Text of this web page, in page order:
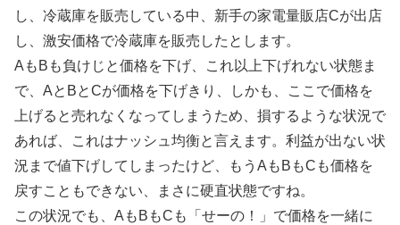
し、冷蔵庫を販売している中、新手の家電量販店Cが出店
し、激安価格で冷蔵庫を販売したとします。
AもBも負けじと価格を下げ、これ以上下げれない状態ま
で、AとBとCが価格を下げきり、しかも、ここで価格を
上げると売れなくなってしまうため、損するような状況で
あれば、これはナッシュ均衡と言えます。利益が出ない状
況まで値下げしてしまったけど、もうAもBもCも価格を
戻すこともできない、まさに硬直状態ですね。
この状況でも、AもBもCも「せーの！」で価格を一緒に